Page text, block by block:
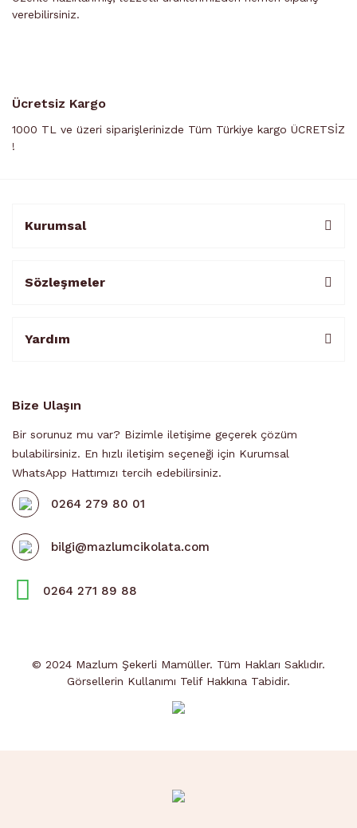
verebilirsiniz.
Ücretsiz Kargo
1000 TL ve üzeri siparişlerinizde Tüm Türkiye kargo ÜCRETSİZ
!
Kurumsal
Sözleşmeler
Yardım
Bize Ulaşın
Bir sorunuz mu var? Bizimle iletişime geçerek çözüm
bulabilirsiniz. En hızlı iletişim seçeneği için Kurumsal
WhatsApp Hattımızı tercih edebilirsiniz.
0264 279 80 01
bilgi@mazlumcikolata.com
0264 271 89 88
© 2024 Mazlum Şekerli Mamüller. Tüm Hakları Saklıdır.
Görsellerin Kullanımı Telif Hakkına Tabidir.